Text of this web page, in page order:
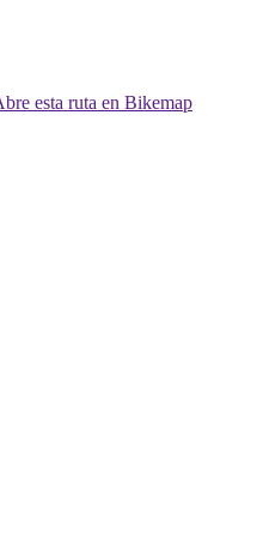
esta ruta en Bikemap